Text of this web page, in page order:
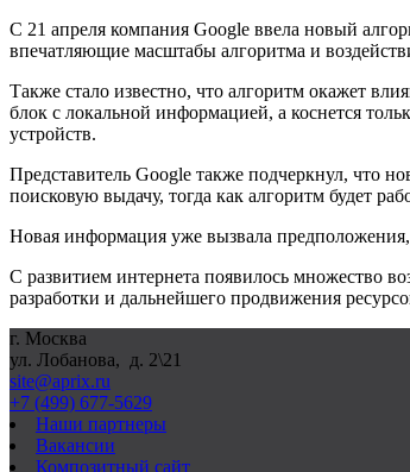
С 21 апреля компания Google ввела новый
впечатляющие масштабы алгоритма и
Также стало известно, что алгоритм окажет
блок с локальной информацией, а коснется
устройств.
Представитель Google также подчеркнул, что
поисковую выдачу, тогда как алгоритм будет
Новая информация уже вызвала
С развитием интернета появилось множество
разработки и дальнейшего продвижения
г. Москва
ул. Лобанова, д. 2\21
site@aprix.ru
+7 (499) 677-5629
Наши партнеры
Вакансии
Композитный сайт